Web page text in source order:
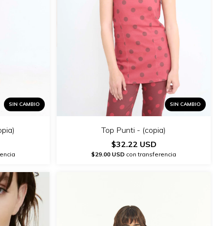
SIN CAMBIO SIN CAMBIO
Top Punti - (copia)
$32.22 USD
$29.00 USD con transferencia